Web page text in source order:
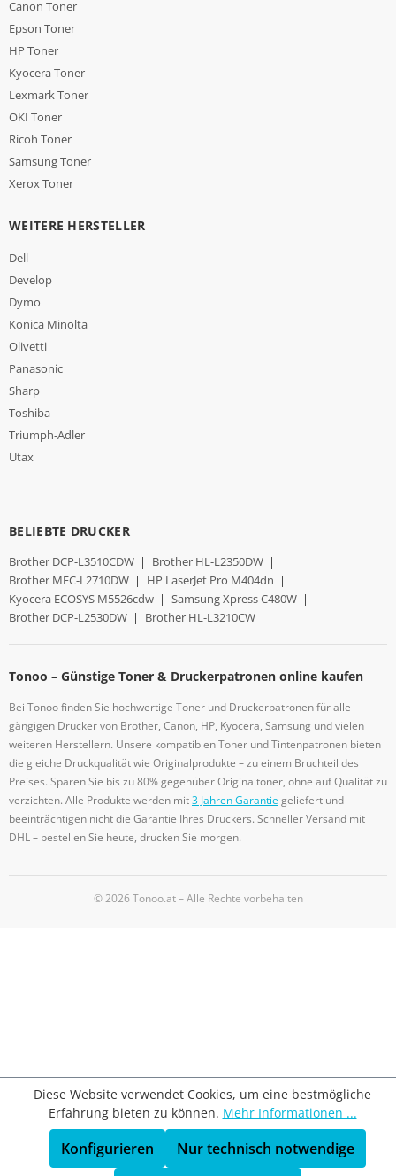
Canon Toner
Epson Toner
HP Toner
Kyocera Toner
Lexmark Toner
OKI Toner
Ricoh Toner
Samsung Toner
Xerox Toner
WEITERE HERSTELLER
Dell
Develop
Dymo
Konica Minolta
Olivetti
Panasonic
Sharp
Toshiba
Triumph-Adler
Utax
BELIEBTE DRUCKER
Brother DCP-L3510CDW | Brother HL-L2350DW |
Brother MFC-L2710DW | HP LaserJet Pro M404dn |
Kyocera ECOSYS M5526cdw | Samsung Xpress C480W |
Brother DCP-L2530DW | Brother HL-L3210CW
Tonoo – Günstige Toner & Druckerpatronen online kaufen
Bei Tonoo finden Sie hochwertige Toner und Druckerpatronen für alle
gängigen Drucker von Brother, Canon, HP, Kyocera, Samsung und vielen
weiteren Herstellern. Unsere kompatiblen Toner und Tintenpatronen bieten
die gleiche Druckqualität wie Originalprodukte – zu einem Bruchteil des
Preises. Sparen Sie bis zu 80% gegenüber Originaltoner, ohne auf Qualität zu
verzichten. Alle Produkte werden mit3 Jahren Garantiegeliefert und
beeinträchtigen nicht die Garantie Ihres Druckers. Schneller Versand mit
DHL – bestellen Sie heute, drucken Sie morgen.
© 2026 Tonoo.at – Alle Rechte vorbehalten
Diese Website verwendet Cookies, um eine bestmögliche
Erfahrung bieten zu können. Mehr Informationen ...
Nur technisch notwendige
Konfigurieren